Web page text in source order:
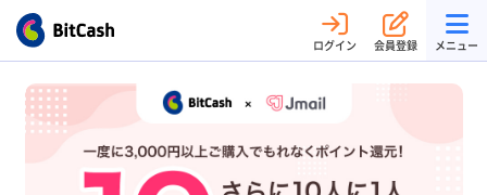
ログイン 会員登録 メニュー